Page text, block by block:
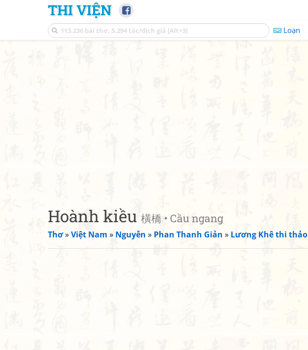
THI VIỆN
Loạn
Hoành kiều 橫橋 • Cầu ngang
Thơ»Việt Nam » Nguyễn » Phan Thanh Giản » Lương Khê thi thảo